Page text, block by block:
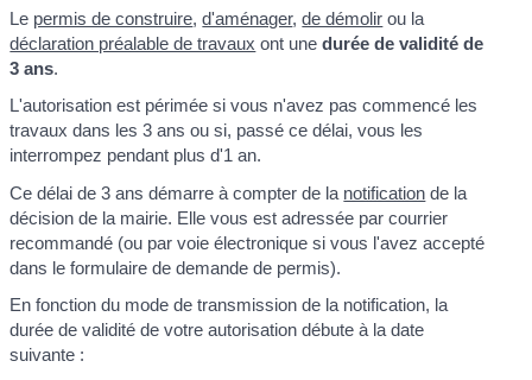
Le permis de construire,d'aménager,de démolir ou la
déclaration préalable de travaux ont unedurée de validité de
3 ans.
L'autorisation est périmée si vous n'avez pas commencé les
travaux dans les 3 ans ou si, passé ce délai, vous les
interrompez pendant plus d'1 an.
Ce délai de 3 ans démarre à compter de la notification de la
décision de la mairie. Elle vous est adressée par courrier
recommandé (ou par voie électronique si vous l'avez accepté
dans le formulaire de demande de permis).
En fonction du mode de transmission de la notification, la
durée de validité de votre autorisation débute à la date
suivante :